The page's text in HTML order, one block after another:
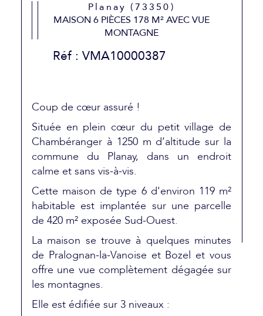
Planay (73350)
MAISON 6 PIÈCES 178 M² AVEC VUE
MONTAGNE
Réf : VMA10000387
Coup de cœur assuré !
Située en plein cœur du petit village de
Chambéranger à 1250 m d’altitude sur la
commune du Planay, dans un endroit
calme et sans vis-à-vis.
Cette maison de type 6 d'environ 119 m²
habitable est implantée sur une parcelle
de 420 m² exposée Sud-Ouest.
La maison se trouve à quelques minutes
de Pralognan-la-Vanoise et Bozel et vous
offre une vue complètement dégagée sur
les montagnes.
Elle est édifiée sur 3 niveaux :